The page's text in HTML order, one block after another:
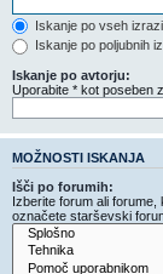
Iskanje po vseh
Iskanje po poljubnih
Iskanje po avtorju:
Uporabite * kot poseben
MOŽNOSTI ISKANJA
Išči po forumih:
Izberite forum ali
označete starševski